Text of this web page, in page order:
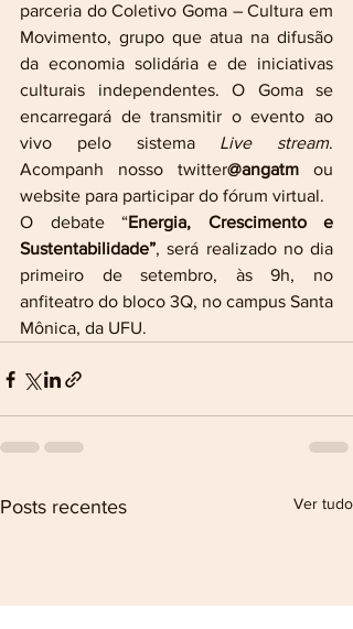
parceria do Coletivo Goma – Cultura em
Movimento, grupo que atua na difusão
da economia solidária e de iniciativas
culturais independentes. O Goma se
encarregará de transmitir o evento ao
vivo pelo sistema Live stream.
Acompanh nosso twitter@angatm ou
website para participar do fórum virtual.
O debate “Energia, Crescimento e
Sustentabilidade”, será realizado no dia
primeiro de setembro, às 9h, no
anfiteatro do bloco 3Q, no campus Santa
Mônica, da UFU.
Posts recentes Ver tudo